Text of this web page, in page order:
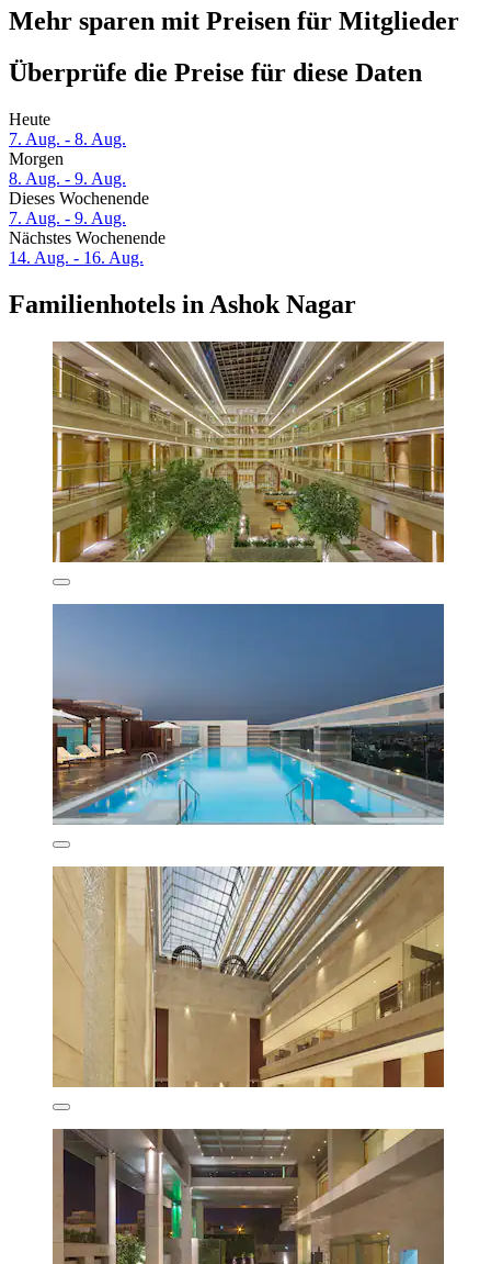
Mehr sparen mit Preisen für Mitglieder
Überprüfe die Preise für diese Daten
Heute
7. Aug. - 8. Aug.
Morgen
8. Aug. - 9. Aug.
Dieses Wochenende
7. Aug. - 9. Aug.
Nächstes Wochenende
14. Aug. - 16. Aug.
Familienhotels in Ashok Nagar